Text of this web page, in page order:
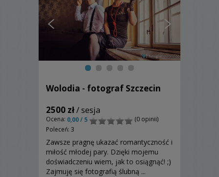
Wolodia - fotograf Szczecin
2500 zł/ sesja
Ocena: 0,00 / 5
(0 opinii)
Poleceń: 3
Zawsze pragnę ukazać romantyczność i
miłość młodej pary. Dzięki mojemu
doświadczeniu wiem, jak to osiągnąć! ;)
Zajmuję się fotografią ślubną ...